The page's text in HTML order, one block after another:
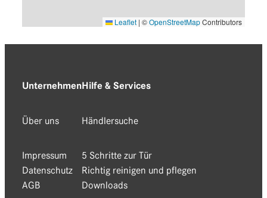
Leaflet | ©OpenStreetMapContributors
Unternehmen
Über uns
Impressum
Datenschutz
AGB
Hilfe & Services
Händlersuche
5 Schritte zur Tür
Richtig reinigen und pflegen
Downloads